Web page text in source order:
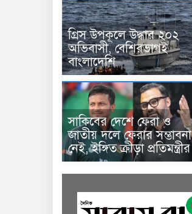
গ্রিস উপকূলে উদ্ধার ২০২
অভিবাসী, বেশিরভাগই
বাংলাদেশি
সাকিবের দেশে ফেরা ও
জাতীয় দলে ফেরার সম্ভাবনা
নেই, ইঙ্গিত ক্রীড়া প্রতিমন্ত্রীর